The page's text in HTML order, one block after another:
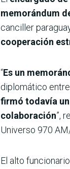
memorándum
canciller
cooperación
“Es un
diplomático
firmó todavía
colaboración”,
Universo 970
El alto